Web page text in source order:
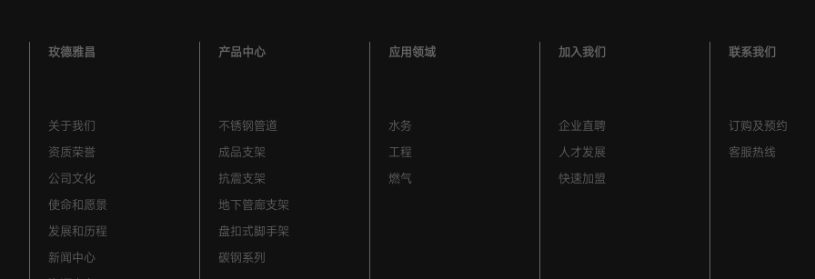
玫德雅昌
关于我们
资质荣誉
公司文化
使命和愿景
发展和历程
新闻中心
产品中心
不锈钢管道
成品支架
抗震支架
地下管廊支架
盘扣式脚手架
碳钢系列
应用领域
水务
工程
燃气
加入我们
企业直聘
人才发展
快速加盟
联系我们
订购及预约
客服热线